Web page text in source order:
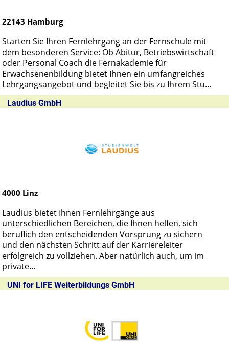
22143 Hamburg
Starten Sie Ihren Fernlehrgang an der Fernschule mit
dem besonderen Service: Ob Abitur, Betriebswirtschaft
oder Personal Coach die Fernakademie für
Erwachsenenbildung bietet Ihnen ein umfangreiches
Lehrgangsangebot und begleitet Sie bis zu Ihrem Stu...
Laudius GmbH
4000 Linz
Laudius bietet Ihnen Fernlehrgänge aus
unterschiedlichen Bereichen, die Ihnen helfen, sich
beruflich den entscheidenden Vorsprung zu sichern
und den nächsten Schritt auf der Karriereleiter
erfolgreich zu vollziehen. Aber natürlich auch, um im
private...
UNI for LIFE Weiterbildungs GmbH